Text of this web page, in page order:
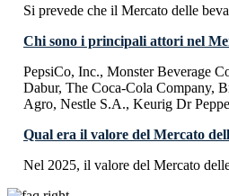
Si prevede che il Mercato delle
Chi sono i principali attori nel
PepsiCo, Inc., Monster Beverage
Dabur, The Coca-Cola Company,
Agro, Nestle S.A., Keurig Dr
Qual era il valore del Mercato
Nel 2025, il valore del Mercato